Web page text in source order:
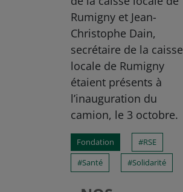
Rumigny et Jean-
Christophe Dain,
secrétaire de la caisse
locale de Rumigny
étaient présents à
l’inauguration du
camion, le 3 octobre.
Fondation
RSE
Santé
Solidarité